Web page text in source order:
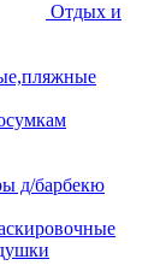
Отдых и
д/барбекю